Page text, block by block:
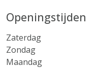
Openingstijden
Zaterdag
Zondag
Maandag